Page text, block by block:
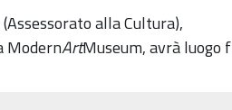
alla Cultura),
ModernArtMuseum, avrà luogo